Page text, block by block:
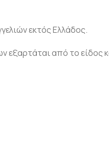
εκτός Ελλάδος.
από το είδος